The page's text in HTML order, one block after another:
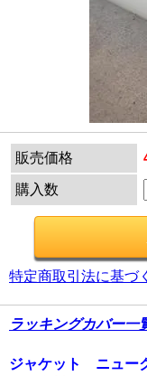
販売価格
購入数
特定商取引法に基づ
ラッキングカバー一
ジャケット ニュー